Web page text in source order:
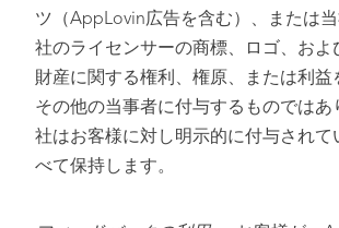
ツ（AppLovin広告を含む）、または
社のライセンサーの商標、ロゴ、およ
財産に関する権利、権原、または利益
その他の当事者に付与するものではあ
社はお客様に対し明示的に付与されて
べて保持します。